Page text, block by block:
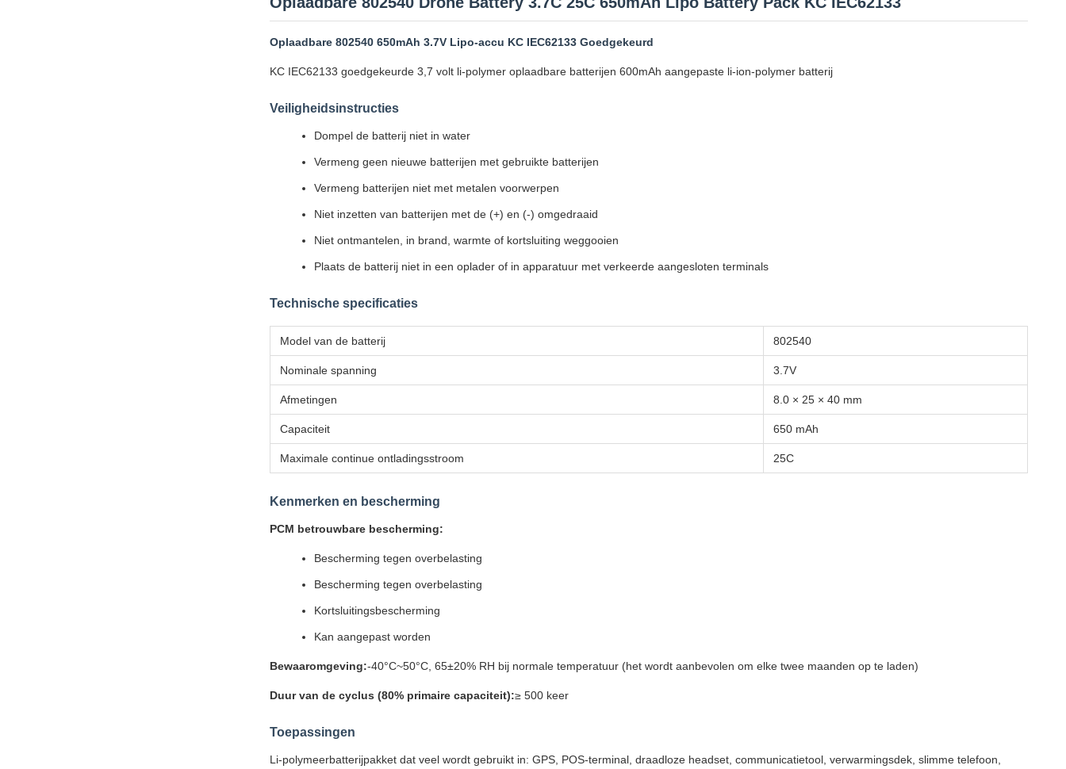
Oplaadbare 802540 650mAh 3.7V Lipo-accu KC IEC62133 Goedgekeurd
KC IEC62133 goedgekeurde 3,7 volt li-polymer oplaadbare batterijen 600mAh aangepaste li-ion-polymer batterij
Veiligheidsinstructies
Dompel de batterij niet in water
Vermeng geen nieuwe batterijen met gebruikte batterijen
Vermeng batterijen niet met metalen voorwerpen
Niet inzetten van batterijen met de (+) en (-) omgedraaid
Niet ontmantelen, in brand, warmte of kortsluiting weggooien
Plaats de batterij niet in een oplader of in apparatuur met verkeerde aangesloten terminals
Technische specificaties
Model van de batterij 802540
Nominale spanning 3.7V
Afmetingen 8.0 × 25 × 40 mm
Capaciteit 650 mAh
Maximale continue ontladingsstroom 25C
Kenmerken en bescherming
PCM betrouwbare bescherming:
Bescherming tegen overbelasting
Bescherming tegen overbelasting
Kortsluitingsbescherming
Kan aangepast worden
Bewaaromgeving:-40°C~50°C, 65±20% RH bij normale temperatuur (het wordt aanbevolen om elke twee maanden op te laden)
Duur van de cyclus (80% primaire capaciteit):≥ 500 keer
Toepassingen
Li-polymeerbatterijpakket dat veel wordt gebruikt in: GPS, POS-terminal, draadloze headset, communicatietool, verwarmingsdek, slimme telefoon,